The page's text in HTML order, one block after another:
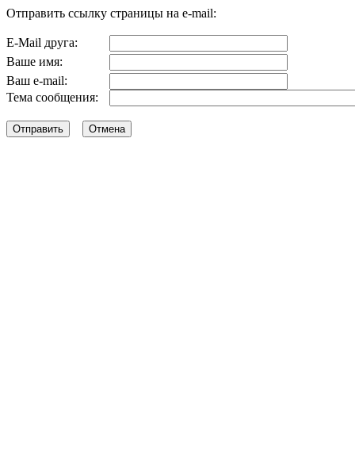
Отправить ссылку страницы на e-mail:
E-Mail друга:
Ваше имя:
Ваш e-mail:
Тема сообщения: